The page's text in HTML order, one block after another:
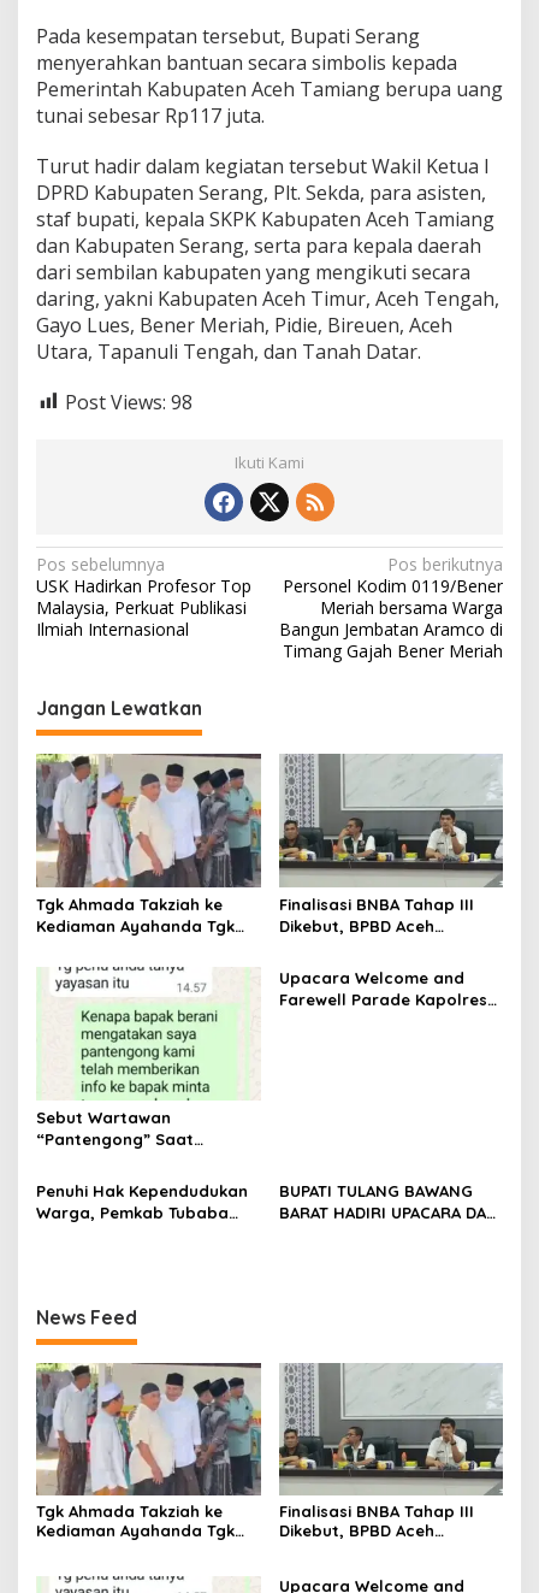
Pada kesempatan tersebut, Bupati Serang
menyerahkan bantuan secara simbolis kepada
Pemerintah Kabupaten Aceh Tamiang berupa uang
tunai sebesar Rp117 juta.
Turut hadir dalam kegiatan tersebut Wakil Ketua I
DPRD Kabupaten Serang, Plt. Sekda, para asisten,
staf bupati, kepala SKPK Kabupaten Aceh Tamiang
dan Kabupaten Serang, serta para kepala daerah
dari sembilan kabupaten yang mengikuti secara
daring, yakni Kabupaten Aceh Timur, Aceh Tengah,
Gayo Lues, Bener Meriah, Pidie, Bireuen, Aceh
Utara, Tapanuli Tengah, dan Tanah Datar.
Post Views: 98
Ikuti Kami
N
a
v
g
a
s
i
p
o
s
Pos sebelumnya
USK Hadirkan Profesor Top
Malaysia, Perkuat Publikasi
Ilmiah Internasional
Pos berikutnya
Personel Kodim 0119/Bener
Meriah bersama Warga
Bangun Jembatan Aramco di
Timang Gajah Bener Meriah
Jangan Lewatkan
Tgk Ahmada Takziah ke
Kediaman Ayahanda Tgk
Finalisasi BNBA Tahap III
Dikebut, BPBD Aceh
Penghulu untuk Vervali
Stimulan Rumah
Sebut Wartawan
“Pantengong” Saat
Diduga Langgar Hukum &
Etika, DPR‑Provinsi,
Gubernur dan PLLDA
Upacara Welcome and
Farewell Parade Kapolres
Penuhi Hak Kependudukan
Warga, Pemkab Tubaba
BUPATI TULANG BAWANG
BARAT HADIRI UPACARA DAN
News Feed
Tgk Ahmada Takziah ke
Kediaman Ayahanda Tgk
Finalisasi BNBA Tahap III
Dikebut, BPBD Aceh
Stimulan Rumah
Upacara Welcome and